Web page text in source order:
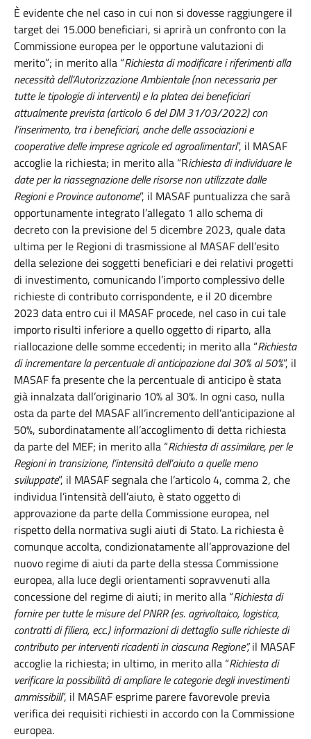
È evidente che nel caso in cui non si dovesse raggiungere il
target dei 15.000 beneficiari, si aprirà un confronto con la
Commissione europea per le opportune valutazioni di
merito”; in merito alla “Richiesta di modificare i riferimenti alla
necessità dell’Autorizzazione Ambientale (non necessaria per
tutte le tipologie di interventi) e la platea dei beneficiari
attualmente prevista (articolo 6 del DM 31/03/2022) con
l’inserimento, tra i beneficiari, anche delle associazioni e
cooperative delle imprese agricole ed agroalimentari”, il MASAF
accoglie la richiesta; in merito alla “Richiesta di individuare le
date per la riassegnazione delle risorse non utilizzate dalle
Regioni e Province autonome”, il MASAF puntualizzache sarà
opportunamente integrato l’allegato 1 allo schema di
decreto con la previsione del 5 dicembre 2023, quale data
ultima per le Regioni di trasmissione al MASAF dell’esito
della selezione dei soggetti beneficiari e dei relativi progetti
di investimento, comunicando l’importo complessivo delle
richieste di contributo corrispondente, e il 20 dicembre
2023 data entro cui il MASAF procede, nel caso in cui tale
importo risulti inferiore a quello oggetto di riparto, alla
riallocazione delle somme eccedenti; in merito alla “Richiesta
di incrementare la percentuale di anticipazione dal 30% al 50%”, il
MASAF fa presente che la percentuale di anticipo è stata
già innalzata dall’originario 10% al 30%. In ogni caso, nulla
osta da parte del MASAF all’incremento dell’anticipazione al
50%, subordinatamente all’accoglimento di detta richiesta
da parte del MEF; in merito alla “Richiesta di assimilare, per le
Regioni in transizione, l’intensità dell’aiuto a quelle meno
sviluppate”, il MASAF segnala che l’articolo 4, comma 2, che
individua l’intensità dell’aiuto, è stato oggetto di
approvazione da parte della Commissione europea, nel
rispetto della normativa sugli aiuti di Stato. La richiesta è
comunque accolta, condizionatamente all’approvazione del
nuovo regime di aiuti da parte della stessa Commissione
europea, alla luce degli orientamenti sopravvenuti alla
concessione del regime di aiuti; in merito alla “Richiesta di
fornire per tutte le misure del PNRR (es. agrivoltaico, logistica,
contratti di filiera, ecc.) informazioni di dettaglio sulle richieste di
contributo per interventi ricadenti in ciascuna Regione”,il MASAF
accoglie la richiesta; in ultimo, in merito alla “Richiesta di
verificare la possibilità di ampliare le categorie degli investimenti
ammissibili”, il MASAF esprime parere favorevole previa
verifica dei requisiti richiesti in accordo con la Commissione
europea.